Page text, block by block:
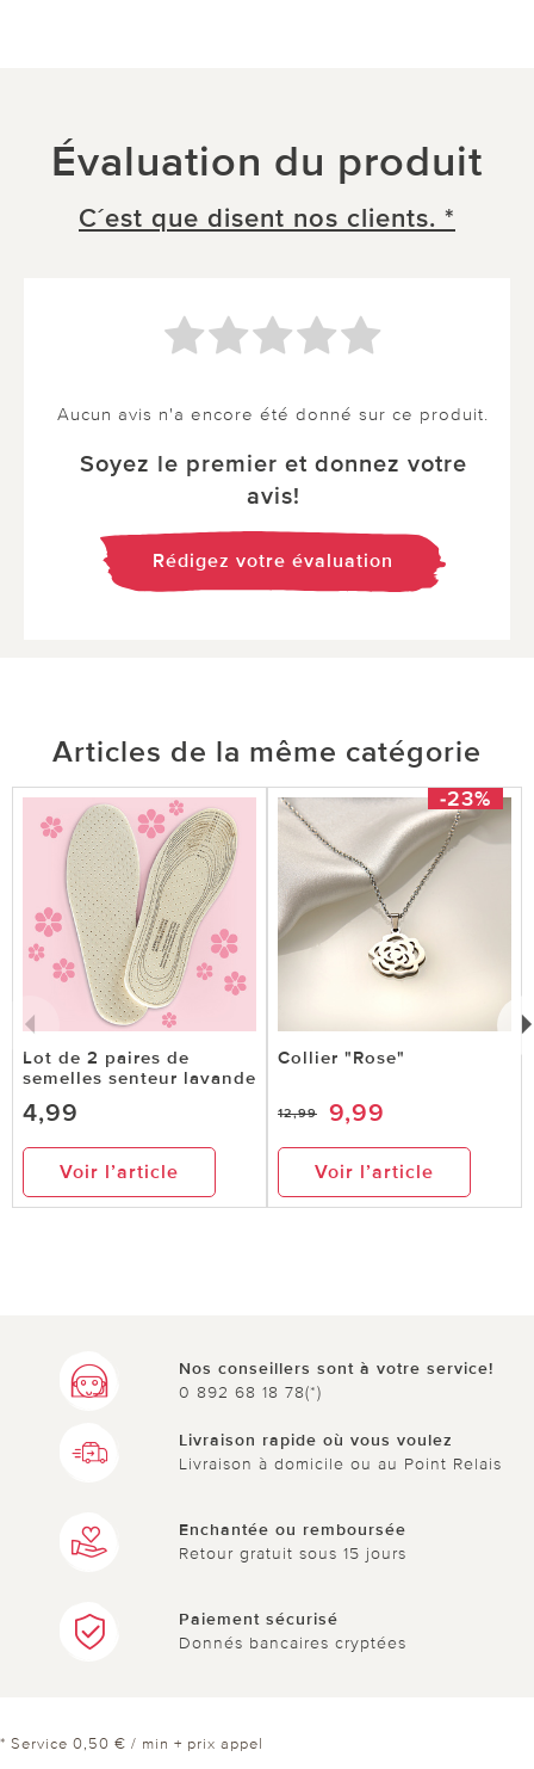
Évaluation du produit
C´est que disent nos clients. *
Aucun avis n'a encore été donné sur ce produit.
Soyez le premier et donnez votre
avis!
Rédigez votre évaluation
Articles de la même catégorie
Lot de 2 paires de
semelles senteur lavande
4,99
Voir l’article
-23%
Collier "Rose"
12,99 9,99
Voir l’article
Nos conseillers sont à votre service!
0 892 68 18 78(*)
Livraison rapide où vous voulez
Livraison à domicile ou au Point Relais
Enchantée ou remboursée
Retour gratuit sous 15 jours
Paiement sécurisé
Donnés bancaires cryptées
* Service 0,50 € / min + prix appel